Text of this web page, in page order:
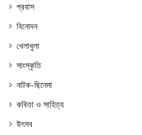
প্রবাস
বিনোদন
খেলাধুলা
সাংস্কৃতি
নাটক-ছিনেমা
কবিতা ও সাহিত্য
উৎসব